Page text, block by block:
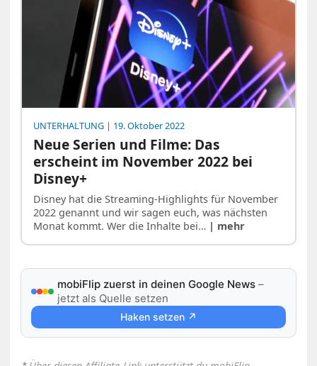
UNTERHALTUNG | 19. Oktober 2022
Neue Serien und Filme: Das
erscheint im November 2022 bei
Disney+
Disney hat die Streaming-Highlights für November
2022 genannt und wir sagen euch, was nächsten
Monat kommt. Wer die Inhalte bei… | mehr
mobiFlip zuerst in deinen Google News –
jetzt als Quelle setzen
Haken setzen ↗